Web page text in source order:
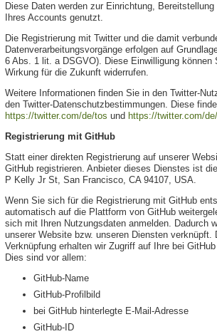
Diese Daten werden zur Einrichtung,
Ihres Accounts genutzt.
Die Registrierung mit Twitter und die damit
Datenverarbeitungsvorgänge erfolgen auf
6 Abs. 1 lit. a DSGVO). Diese Einwilligung können
Wirkung für die Zukunft widerrufen.
Weitere Informationen finden Sie in den Twitter-
den Twitter-Datenschutzbestimmungen. Diese
https://twitter.com/de/tos und https://twitter.com/
Registrierung mit GitHub
Statt einer direkten Registrierung auf unserer
GitHub registrieren. Anbieter dieses Dienstes ist
P Kelly Jr St, San Francisco, CA 94107, USA.
Wenn Sie sich für die Registrierung mit GitHub
automatisch auf die Plattform von GitHub
sich mit Ihren Nutzungsdaten anmelden. Dadurch
unserer Website bzw. unseren Diensten verknüpft.
Verknüpfung erhalten wir Zugriff auf Ihre bei
Dies sind vor allem:
GitHub-Name
GitHub-Profilbild
bei GitHub hinterlegte E-Mail-Adresse
GitHub-ID